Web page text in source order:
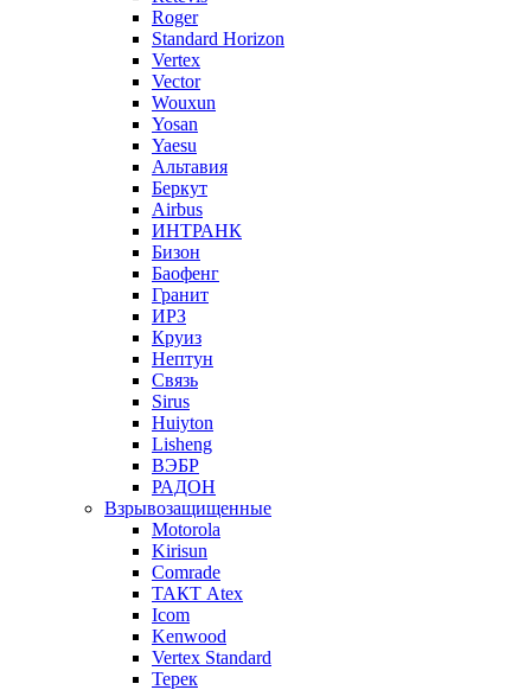
Roger
Standard Horizon
Vertex
Vector
Wouxun
Yosan
Yaesu
Альтавия
Беркут
Airbus
ИНТРАНК
Бизон
Баофенг
Гранит
ИРЗ
Круиз
Нептун
Связь
Sirus
Huiyton
Lisheng
ВЭБР
РАДОН
Взрывозащищенные
Motorola
Kirisun
Comrade
ТАКТ Atex
Icom
Kenwood
Vertex Standard
Терек